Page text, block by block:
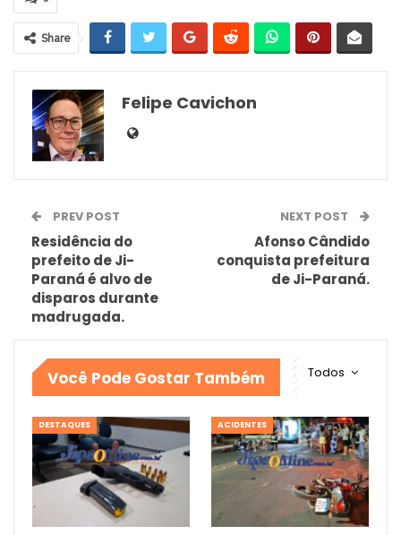
Share
Felipe Cavichon
PREV POST
Residência do
prefeito de Ji-
Paraná é alvo de
disparos durante
madrugada.
NEXT POST
Afonso Cândido
conquista prefeitura
de Ji-Paraná.
Todos
Você Pode Gostar Também
DESTAQUES ACIDENTES